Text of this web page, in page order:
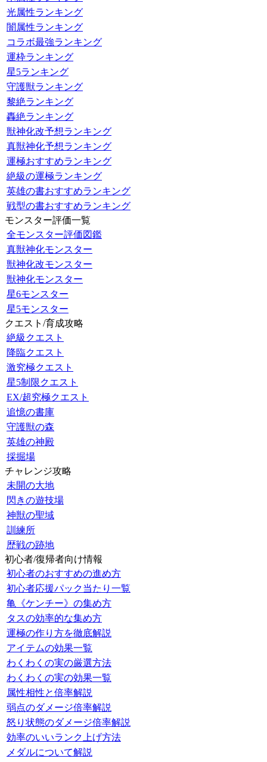
光属性ランキング
闇属性ランキング
コラボ最強ランキング
運枠ランキング
星5ランキング
守護獣ランキング
黎絶ランキング
轟絶ランキング
獣神化改予想ランキング
真獣神化予想ランキング
運極おすすめランキング
絶級の運極ランキング
英雄の書おすすめランキング
戦型の書おすすめランキング
モンスター評価一覧
全モンスター評価図鑑
真獣神化モンスター
獣神化改モンスター
獣神化モンスター
星6モンスター
星5モンスター
クエスト/育成攻略
絶級クエスト
降臨クエスト
激究極クエスト
星5制限クエスト
EX/超究極クエスト
追憶の書庫
守護獣の森
英雄の神殿
採掘場
チャレンジ攻略
未開の大地
閃きの遊技場
神獣の聖域
訓練所
歴戦の跡地
初心者/復帰者向け情報
初心者のおすすめの進め方
初心者応援パック当たり一覧
亀《ケンチー》の集め方
タスの効率的な集め方
運極の作り方を徹底解説
アイテムの効果一覧
わくわくの実の厳選方法
わくわくの実の効果一覧
属性相性と倍率解説
弱点のダメージ倍率解説
怒り状態のダメージ倍率解説
効率のいいランク上げ方法
メダルについて解説